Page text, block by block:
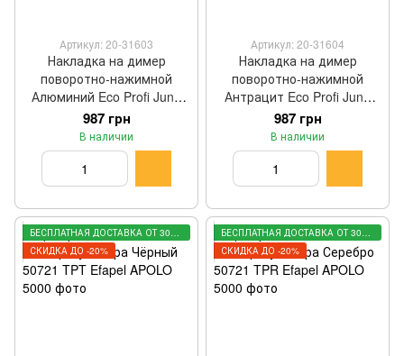
Артикул: 20-31603
Накладка на димер
поворотно-нажимной
Алюминий Eco Profi Jung
EP1540BFAL
987 грн
В наличии
Артикул: 20-31604
Накладка на димер
поворотно-нажимной
Антрацит Eco Profi Jung
EP1540BFAN
987 грн
В наличии
БЕСПЛАТНАЯ ДОСТАВКА ОТ 3000 ГРН
СКИДКА ДО -20%
БЕСПЛАТНАЯ ДОСТАВКА ОТ 3000 ГРН
СКИДКА ДО -20%